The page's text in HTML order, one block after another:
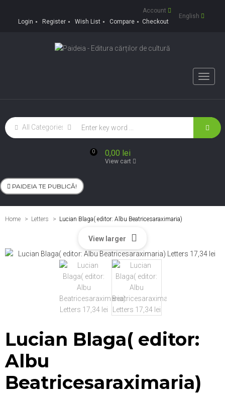
Account
Login
Register Wish List Compare Checkout
English
Toggle
0 0,00 lei
View cart
PAIDEIA TE PUBLICĂ!
Home Letters > Lucian Blaga( editor: Albu Beatricesaraximaria)
View larger
Lucian Blaga( editor:
Albu
Beatricesaraximaria)